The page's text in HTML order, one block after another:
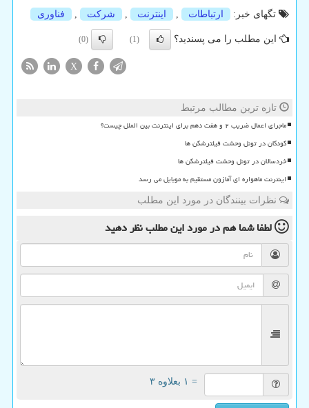
تگهای خبر:
ارتباطات اینترنت شركت فناوری
این مطلب را می پسندید؟ (1)
(0)
X
تازه ترین مطالب مرتبط
ماجرای اعمال ضریب ۲ و هفت دهم برای اینترنت بین الملل چیست؟
کودکان در تونل وحشت فیلترشکن ها
خردسالان در تونل وحشت فیلترشکن ها
اینترنت ماهواره ای آمازون مستقیم به موبایل می رسد
نظرات بینندگان در مورد این مطلب
لطفا شما همدر مورد این مطلبنظر دهید
= ۱ بعلاوه ۳